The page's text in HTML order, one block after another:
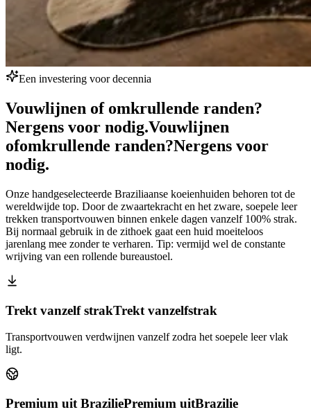
Een investering voor decennia
Vouwlijnen of omkrullende randen?
Nergens voor nodig.Vouwlijnen
ofomkrullende randen?Nergens voor
nodig.
Onze handgeselecteerde Braziliaanse koeienhuiden behoren tot de
wereldwijde top. Door de zwaartekracht en het zware, soepele leer
trekken transportvouwen binnen enkele dagen vanzelf 100% strak.
Bij normaal gebruik in de zithoek gaat een huid moeiteloos
jarenlang mee zonder te verharen. Tip: vermijd wel de constante
wrijving van een rollende bureaustoel.
Trekt vanzelf strakTrekt vanzelfstrak
Transportvouwen verdwijnen vanzelf zodra het soepele leer vlak
ligt.
Premium uit BraziliePremium uitBrazilie